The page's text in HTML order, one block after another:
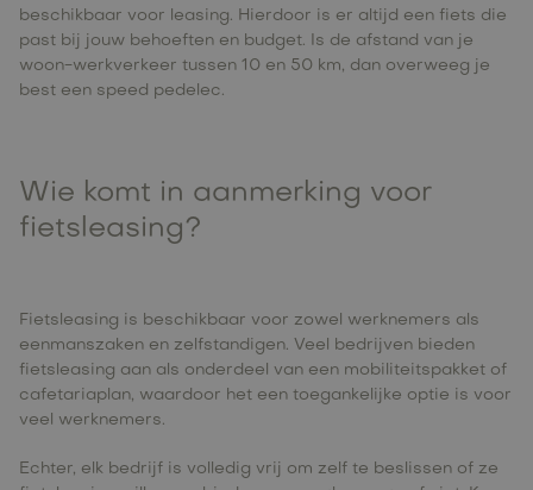
beschikbaar voor leasing. Hierdoor is er altijd een fiets die
past bij jouw behoeften en budget. Is de afstand van je
woon-werkverkeer tussen 10 en 50 km, dan overweeg je
best een speed pedelec.
Wie komt in aanmerking voor
fietsleasing?
Fietsleasing is beschikbaar voor zowel werknemers als
eenmanszaken en zelfstandigen. Veel bedrijven bieden
fietsleasing aan als onderdeel van een mobiliteitspakket of
cafetariaplan, waardoor het een toegankelijke optie is voor
veel werknemers.
Echter, elk bedrijf is volledig vrij om zelf te beslissen of ze